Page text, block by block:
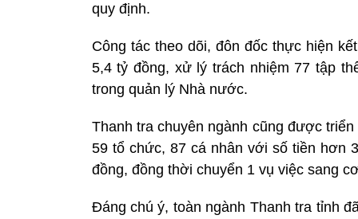
quy định.
Công tác theo dõi, đôn đốc thực hiện
5,4 tỷ đồng, xử lý trách nhiệm 77 tập
trong quản lý Nhà nước.
Thanh tra chuyên ngành cũng được
59 tổ chức, 87 cá nhân với số tiền hơn
đồng, đồng thời chuyển 1 vụ việc sang
Đáng chú ý, toàn ngành Thanh tra tỉnh